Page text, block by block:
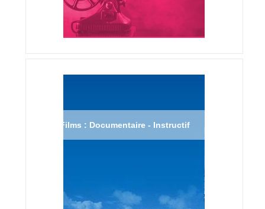
Films : Documentaire - Instructif